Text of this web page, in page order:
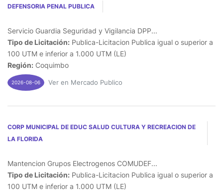
DEFENSORIA PENAL PUBLICA
Servicio Guardia Seguridad y Vigilancia DPP...
Tipo de Licitación: Publica-Licitacion Publica igual o superior a
100 UTM e inferior a 1.000 UTM (LE)
Región: Coquimbo
2026-08-06 Ver en Mercado Publico
CORP MUNICIPAL DE EDUC SALUD CULTURA Y RECREACION DE
LA FLORIDA
Mantencion Grupos Electrogenos COMUDEF...
Tipo de Licitación: Publica-Licitacion Publica igual o superior a
100 UTM e inferior a 1.000 UTM (LE)